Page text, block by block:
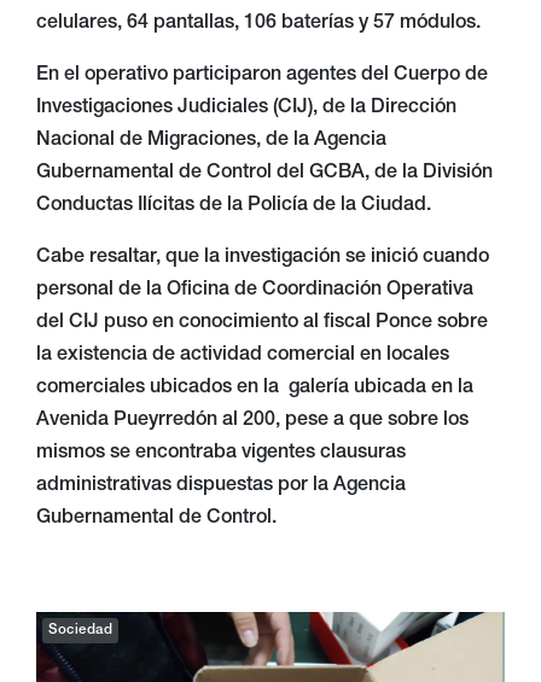
celulares, 64 pantallas, 106 baterías y 57 módulos.
En el operativo participaron agentes del Cuerpo de
Investigaciones Judiciales (CIJ), de la Dirección
Nacional de Migraciones, de la Agencia
Gubernamental de Control del GCBA, de la División
Conductas Ilícitas de la Policía de la Ciudad.
Cabe resaltar, que la investigación se inició cuando
personal de la Oficina de Coordinación Operativa
del CIJ puso en conocimiento al fiscal Ponce sobre
la existencia de actividad comercial en locales
comerciales ubicados en la galería ubicada en la
Avenida Pueyrredón al 200, pese a que sobre los
mismos se encontraba vigentes clausuras
administrativas dispuestas por la Agencia
Gubernamental de Control.
Sociedad